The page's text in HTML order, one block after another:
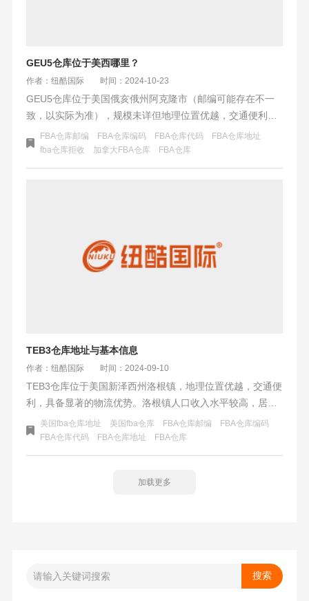
GEU5仓库位于美西哪里？
作者：纽酷国际 时间：2024-10-23
GEU5仓库位于美国俄亥俄州阿克隆市（邮编可能存在不一
致，以实际为准），规模未详但地理位置优越，交通便利。
固特异（此处指Arizona州的Goodyear市）人口持续增长，
居民收入及购物习惯多样，周末活动丰富。
FBA仓库邮编 FBA仓库编码 FBA仓库代码
FBA仓库地址
fba仓库拒收
加拿大FBA仓库 FBA仓库
TEB3仓库地址与基本信息
作者：纽酷国际 时间：2024-09-10
TEB3仓库位于美国新泽西州洛根镇，地理位置优越，交通便
利，具备显著的物流优势。洛根镇人口收入水平较高，居民
购物习惯多样，周末活动丰富，为仓库的运营提供了良好的
市场环境和消费潜力。TEB3仓库作为该地区的重要物流节
美国fba仓库地址 美国fba仓库 FBA仓库邮编
FBA仓库编码
FBA仓库代码
FBA仓库地址 FBA仓库
加载更多